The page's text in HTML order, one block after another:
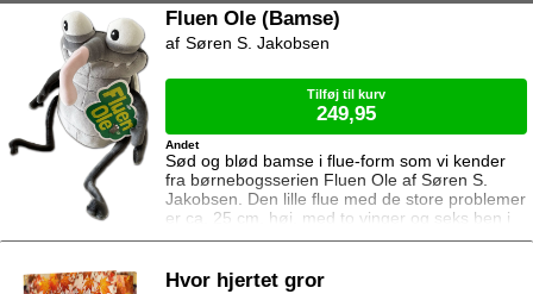
det indbyggede lys, pynter den også i mørke. I
denne booknook træder vi ind i den hyggeligste
eventyrboghandel. Samlet størrelse: 23 cm høj,
Fluen Ole (Bamse)
Sød og blød bamse i flue-form som vi kender
fra børnebogsserien Fluen Ole af Søren S.
Jakobsen. Den lille flue med de store problemer
er ca. 25 cm. høj, med to vinger og seks ben i
super bløde materialer. CE-mærket.
Andet
Søren S. Jakobsen
Tilføj til kurv
249,95
Hvor hjertet gror